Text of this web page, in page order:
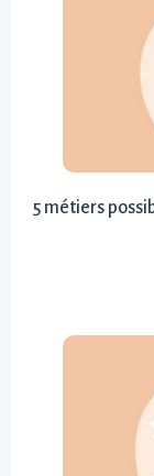
5 métiers